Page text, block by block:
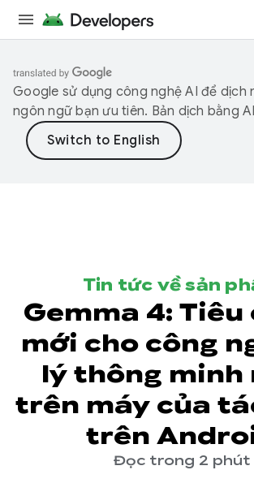
Google sử dụng công nghệ AI để dịch
ngôn ngữ bạn ưu tiên. Bản dịch bằng
Tin tức về sản
Gemma 4: Tiêu
mới cho công
lý thông minh
trên máy của
trên
Đọc trong 2 phút